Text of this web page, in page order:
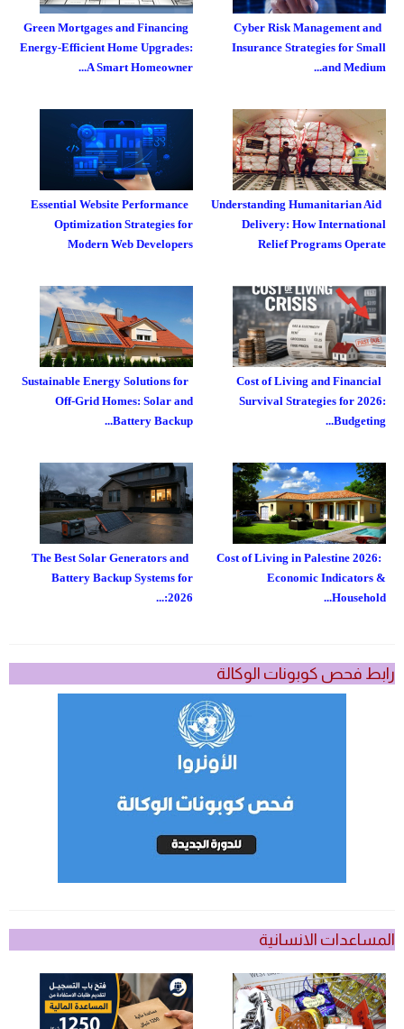
Green Mortgages and Financing
Energy-Efficient Home Upgrades:
A Smart Homeowner...
Cyber Risk Management and
Insurance Strategies for Small
and Medium...
Essential Website Performance
Optimization Strategies for
Modern Web Developers
Understanding Humanitarian Aid
Delivery: How International
Relief Programs Operate
Sustainable Energy Solutions for
Off-Grid Homes: Solar and
Battery Backup...
Cost of Living and Financial
Survival Strategies for 2026:
Budgeting...
The Best Solar Generators and
Battery Backup Systems for
2026:...
Cost of Living in Palestine 2026:
Economic Indicators &
Household...
رابط فحص كوبونات الوكالة
المساعدات الانسانية